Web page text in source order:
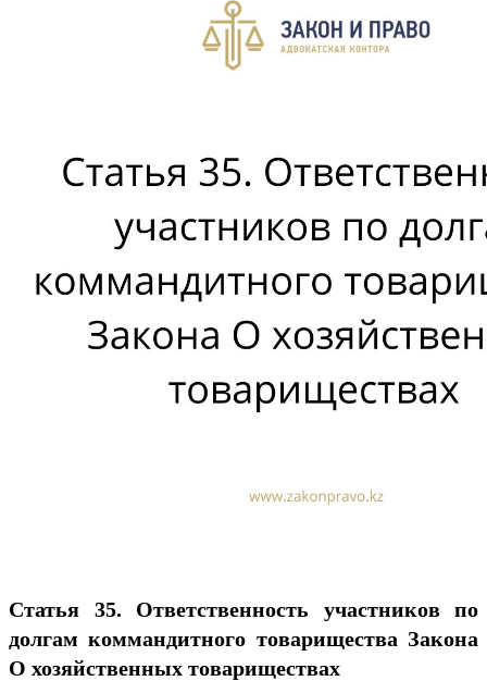
Статья 35. Ответственность участников по
долгам коммандитного товарищества Закона
О хозяйственных товариществах